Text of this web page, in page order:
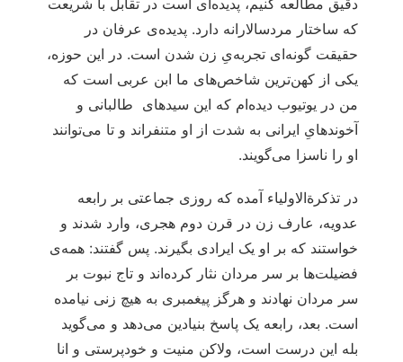
دقیق مطالعه کنیم، پدیده‌ای است در تقابل با شریعت
که ساختار مردسالارانه دارد. پدیده‌ی عرفان در
حقیقت گونه‌ای تجربه‌یِ زن شدن است. در این حوزه،
یکی از کهن‌ترین شاخص‌های ما ابن عربی است که
من در یوتیوب دیده‌ام که این سیدهای طالبانی و
آخوندهایِ ایرانی به شدت از او متنفراند و تا می‌توانند
او را ناسزا می‌گویند.
در تذکرة‌الاولیاء آمده که روزی جماعتی بر رابعه
عدویه، عارف زن در قرن دوم هجری، وارد شدند و
خواستند که بر او یک ایرادی بگیرند. پس گفتند: همه‌ی
فضیلت‌ها بر سر مردان نثار کرده‌‌اند و تاج نبوت بر
سر مردان نهادند و هرگز پیغمبری به هیچ زنی نیامده
است. بعد، رابعه یک پاسخ بنیادین می‌دهد و می‌گوید
بله این درست است، ولاکن منیت و خودپرستی و انا